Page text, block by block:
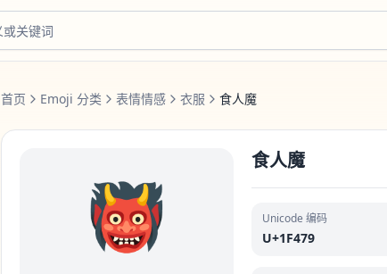
首页 Emoji 分类 表情情感 衣服 食人魔
👹
食人魔
Unicode 编码
U+1F479